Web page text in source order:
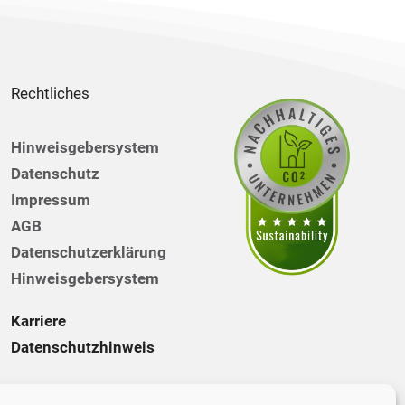
Rechtliches
Hinweisgebersystem
Datenschutz
Impressum
AGB
Datenschutzerklärung
Hinweisgebersystem
Karriere
Datenschutzhinweis